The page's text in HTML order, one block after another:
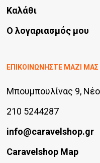
Καλάθι
Ο λογαριασμός μου
ΕΠΙΚΟΙΝΩΝΗΣΤΕ ΜΑΖΙ ΜΑΣ
Μπουμπουλίνας 9,
210 5244287
info@caravelshop.gr
Caravelshop Map